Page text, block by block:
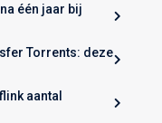
één jaar bij
Torrents: deze
aantal